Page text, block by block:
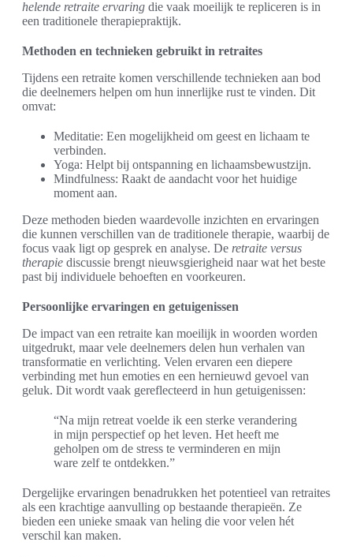
helende retraite ervaring die vaak moeilijk te repliceren is in
een traditionele therapiepraktijk.
Methoden en technieken gebruikt in retraites
Tijdens een retraite komen verschillende technieken aan bod
die deelnemers helpen om hun innerlijke rust te vinden. Dit
omvat:
Meditatie: Een mogelijkheid om geest en lichaam te
verbinden.
Yoga: Helpt bij ontspanning en lichaamsbewustzijn.
Mindfulness: Raakt de aandacht voor het huidige
moment aan.
Deze methoden bieden waardevolle inzichten en ervaringen
die kunnen verschillen van de traditionele therapie, waarbij de
focus vaak ligt op gesprek en analyse. De retraite versus
therapie discussie brengt nieuwsgierigheid naar wat het beste
past bij individuele behoeften en voorkeuren.
Persoonlijke ervaringen en getuigenissen
De impact van een retraite kan moeilijk in woorden worden
uitgedrukt, maar vele deelnemers delen hun verhalen van
transformatie en verlichting. Velen ervaren een diepere
verbinding met hun emoties en een hernieuwd gevoel van
geluk. Dit wordt vaak gereflecteerd in hun getuigenissen:
“Na mijn retreat voelde ik een sterke verandering
in mijn perspectief op het leven. Het heeft me
geholpen om de stress te verminderen en mijn
ware zelf te ontdekken.”
Dergelijke ervaringen benadrukken het potentieel van retraites
als een krachtige aanvulling op bestaande therapieën. Ze
bieden een unieke smaak van heling die voor velen hét
verschil kan maken.